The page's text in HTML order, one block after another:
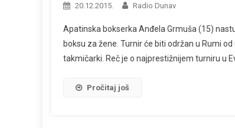
20.12.2015. Radio Dunav
Apatinska bokserka Anđela Grmuša (15)
boksu za žene. Turnir će biti održan u Rumi
takmičarki. Reč je o najprestižnijem turniru u
Pročitaj još